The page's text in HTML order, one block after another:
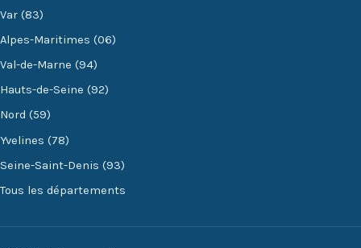
Var (83)
Alpes-Maritimes (06)
Val-de-Marne (94)
Hauts-de-Seine (92)
Nord (59)
Yvelines (78)
Seine-Saint-Denis (93)
Tous les départements